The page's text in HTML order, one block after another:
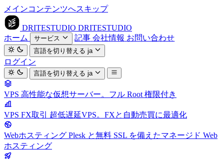
メインコンテンツへスキップ
DRITESTUDIO DRITESTUDIO
ホーム
サービス 記事 会社情報 お問い合わせ
言語を切り替える ja
ログイン
言語を切り替える ja
VPS 高性能な仮想サーバー。フル Root 権限付き
VPS FX取引 超低遅延VPS。FXと自動売買に最適化
Webホスティング Plesk と無料 SSL を備えたマネージド Web
ホスティング